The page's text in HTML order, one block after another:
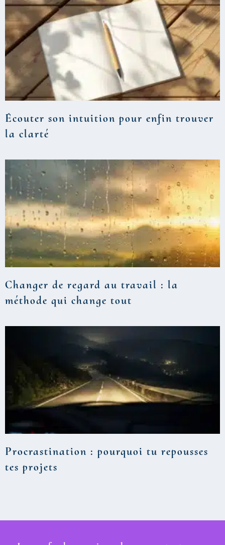
Écouter son intuition pour enfin trouver
la clarté
Changer de regard au travail : la
méthode qui change tout
Procrastination : pourquoi tu repousses
tes projets